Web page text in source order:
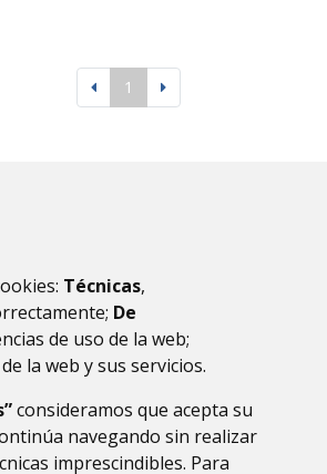
Técnicas,
De
de uso de la web;
la web y sus servicios.
consideramos que acepta su
navegando sin realizar
imprescindibles. Para
1